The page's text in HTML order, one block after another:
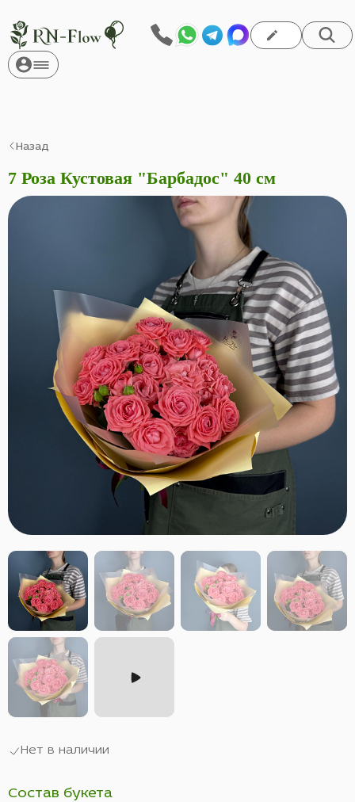
Назад
7 Роза Кустовая "Барбадос" 40 см
Нет в наличии
Состав букета